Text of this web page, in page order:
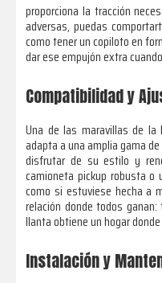
proporciona la tracción
adversas, puedas
como tener un copiloto en
dar ese empujón extra
Compatibilidad y
Una de las maravillas de la
adapta a una amplia gama
disfrutar de su estilo y
camioneta pickup robusta o
como si estuviese hecha a
relación donde todos
llanta obtiene un hogar
Instalación y